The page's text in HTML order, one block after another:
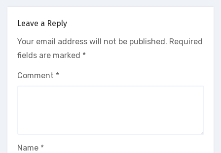
Leave a Reply
Your email address will not be published. Required
fields are marked *
Comment *
Name *